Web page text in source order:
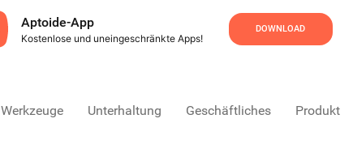
Aptoide-App
Kostenlose und uneingeschränkte Apps!
DOWNLOAD
Werkzeuge Unterhaltung Geschäftliches